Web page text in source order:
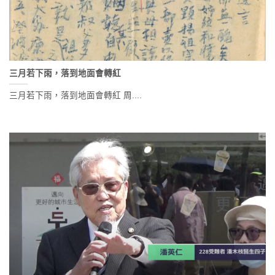
三月若下雨，落到地面會轉紅
三月若下雨，落到地面會轉紅 周....